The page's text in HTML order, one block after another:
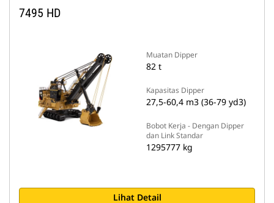
7495 HD
Muatan Dipper
82 t
Kapasitas Dipper
27,5-60,4 m3 (36-79 yd3)
Bobot Kerja - Dengan Dipper
dan Link Standar
1295777 kg
Lihat Detail